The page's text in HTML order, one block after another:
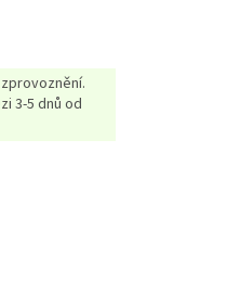
3-5 dnů od